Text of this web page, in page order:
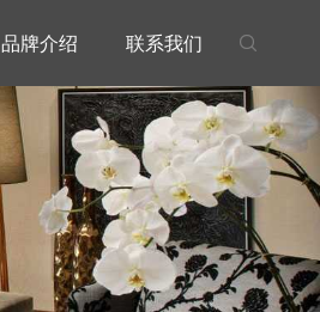

品牌介绍 联系我们